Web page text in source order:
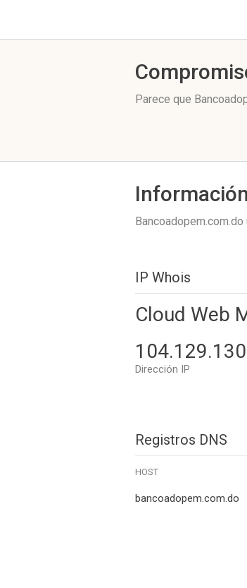
Parece que
Bancoadopem.com.do
IP Whois
Cloud Web
Dirección IP
Registros DNS
HOST
bancoadopem.com.do